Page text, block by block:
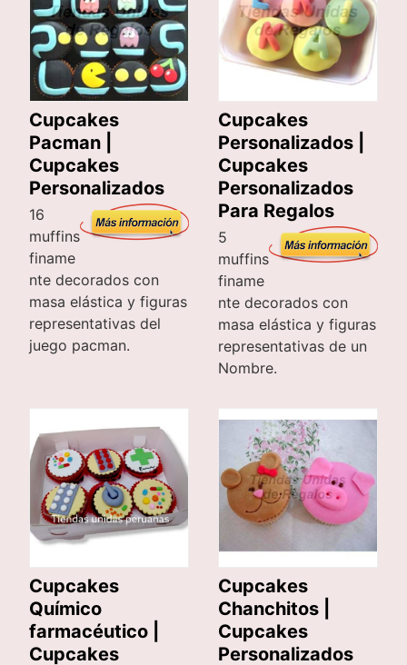
Cupcakes
Pacman |
Cupcakes
Personalizados
16
muffins
finame
nte decorados con
masa elástica y figuras
representativas del
juego pacman.
Cupcakes
Personalizados |
Cupcakes
Personalizados
Para Regalos
5
muffins
finame
nte decorados con
masa elástica y figuras
representativas de un
Nombre.
Cupcakes
Químico
farmacéutico |
Cupcakes
Cupcakes
Chanchitos |
Cupcakes
Personalizados